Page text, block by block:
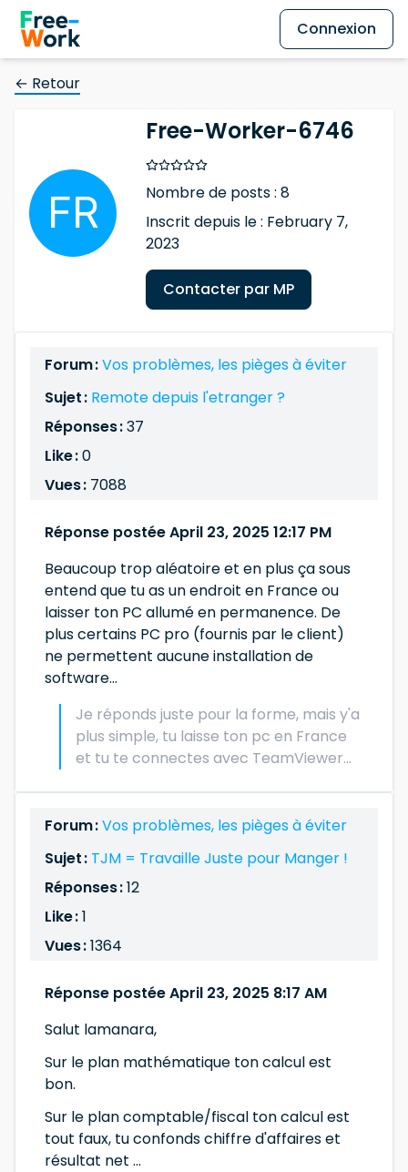
Connexion
← Retour
Free-Worker-6746
Nombre de posts : 8
Inscrit depuis le : February 7,
2023
Contacter par MP
Forum :Vos problèmes, les pièges à éviter
Sujet : Remote depuis l'etranger ?
Réponses :37
Like :0
Vues : 7088
Réponse postée April 23, 2025 12:17 PM
Beaucoup trop aléatoire et en plus ça sous
entend que tu as un endroit en France ou
laisser ton PC allumé en permanence. De
plus certains PC pro (fournis par le client)
ne permettent aucune installation de
software...
Je réponds juste pour la forme, mais y'a
plus simple, tu laisse ton pc en France
et tu te connectes avec TeamViewer...
Forum :Vos problèmes, les pièges à éviter
Sujet : TJM = Travaille Juste pour Manger !
Réponses :12
Like :1
Vues :1364
Réponse postée April 23, 2025 8:17 AM
Salut lamanara,
Sur le plan mathématique ton calcul est
bon.
Sur le plan comptable/fiscal ton calcul est
tout faux, tu confonds chiffre d'affaires et
résultat net ...